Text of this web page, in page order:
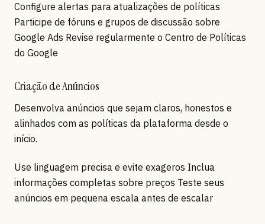
Configure alertas para atualizações de políticas
Participe de fóruns e grupos de discussão sobre
Google Ads Revise regularmente o Centro de Políticas
do Google
Criação de Anúncios
Desenvolva anúncios que sejam claros, honestos e
alinhados com as políticas da plataforma desde o
início.
Use linguagem precisa e evite exageros Inclua
informações completas sobre preços Teste seus
anúncios em pequena escala antes de escalar